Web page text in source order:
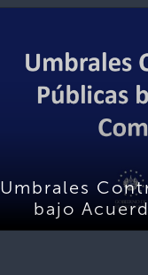
Umbrales
bajo